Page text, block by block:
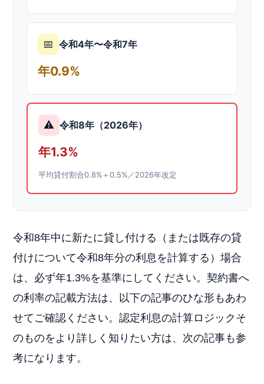
📅 令和4年〜令和7年
年0.9%
⚠️ 令和8年（2026年）
年1.3%
平均貸付割合0.8%＋0.5%／2026年改定
令和8年中に新たに貸し付ける（または既存の貸
付けについて令和8年分の利息を計算する）場合
は、必ず年1.3%を基準にしてください。契約書へ
の利率の記載方法は、以下の記事のひな形もあわ
せてご確認ください。認定利息の計算ロジックそ
のものをより詳しく知りたい方は、次の記事も参
考になります。